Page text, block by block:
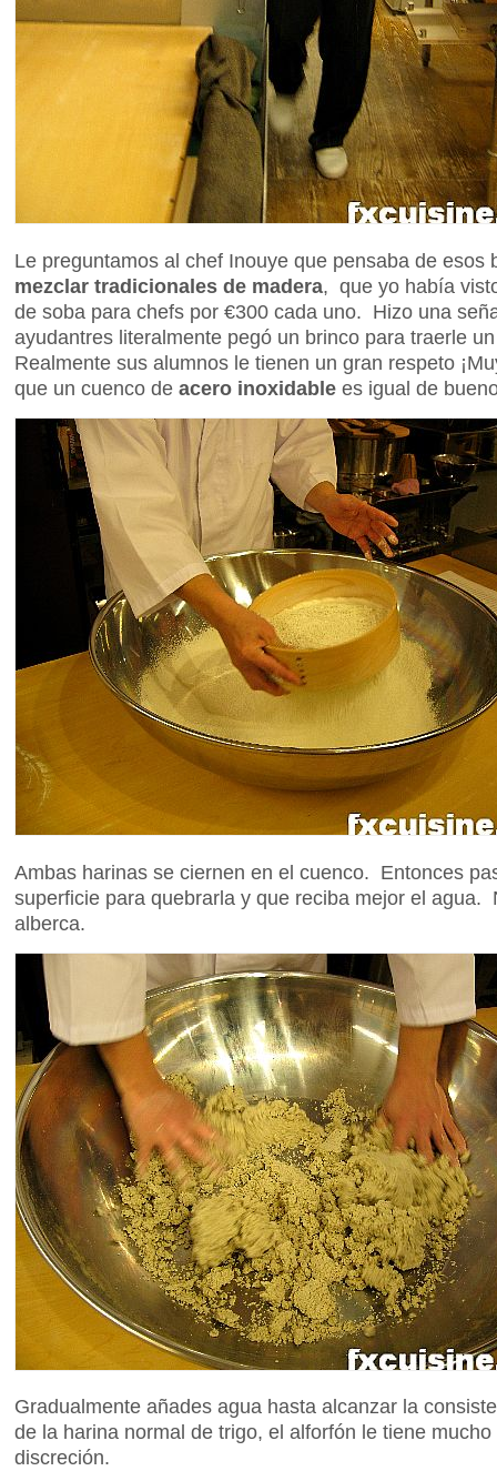
Le preguntamos al chef Inouye que pensaba de esos
mezclar tradicionales de madera, que yo había
de soba para chefs por €300 cada uno. Hizo una
ayudantres literalmente pegó un brinco para traerle
Realmente sus alumnos le tienen un gran respeto
que un cuenco de acero inoxidable es igual de
Ambas harinas se ciernen en el cuenco. Entonces
superficie para quebrarla y que reciba mejor el agua.
alberca.
Gradualmente añades agua hasta alcanzar la
de la harina normal de trigo, el alforfón le tiene
discreción.